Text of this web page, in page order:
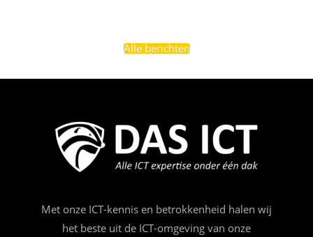
Alle berichten
Met onze ICT-kennis en betrokkenheid halen wij
het beste uit de ICT-omgeving van onze